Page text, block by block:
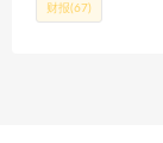
财报(67)